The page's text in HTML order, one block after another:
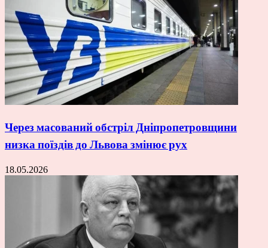
Через масований обстріл Дніпропетровщини
низка поїздів до Львова змінює рух
18.05.2026